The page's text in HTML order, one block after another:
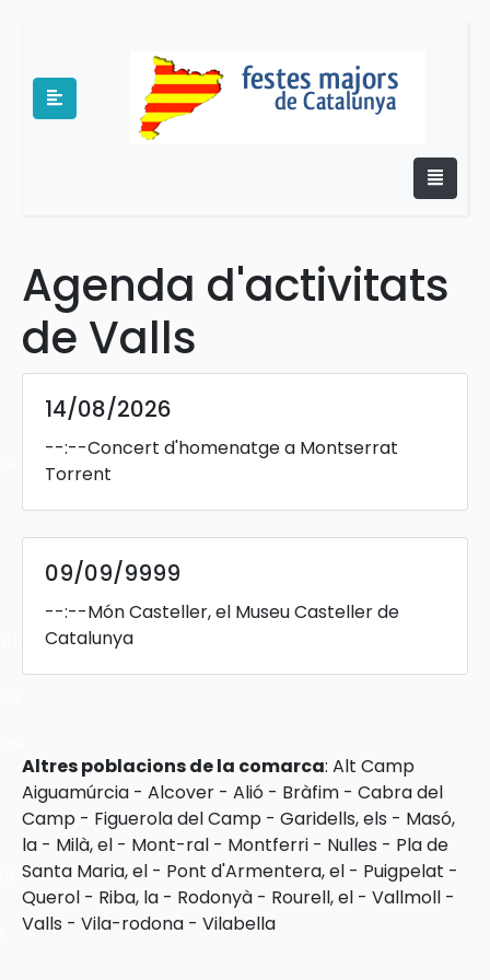
Agenda d'activitats
de Valls
14/08/2026
--:--Concert d'homenatge a Montserrat
Torrent
09/09/9999
--:--Món Casteller, el Museu Casteller de
Catalunya
Altres poblacions de la comarca: Alt Camp
Aiguamúrcia - Alcover - Alió - Bràfim - Cabra del
Camp - Figuerola del Camp - Garidells, els - Masó,
la - Milà, el - Mont-ral - Montferri - Nulles - Pla de
Santa Maria, el - Pont d'Armentera, el - Puigpelat -
Querol - Riba, la - Rodonyà - Rourell, el - Vallmoll -
Valls - Vila-rodona - Vilabella